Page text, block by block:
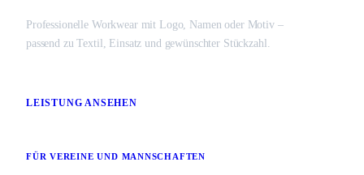
Professionelle Workwear mit Logo, Namen oder Motiv –
passend zu Textil, Einsatz und gewünschter Stückzahl.
LEISTUNG ANSEHEN
FÜR VEREINE UND MANNSCHAFTEN